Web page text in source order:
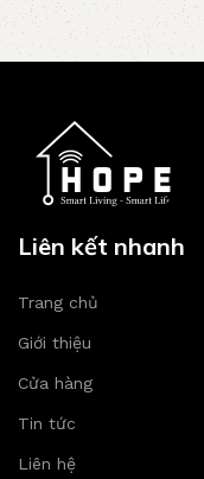
Liên kết nhanh
Trang chủ
Giới thiệu
Cửa hàng
Tin tức
Liên hệ